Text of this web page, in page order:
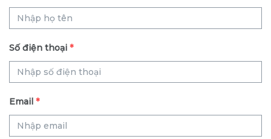
Số điện thoại *
Email *